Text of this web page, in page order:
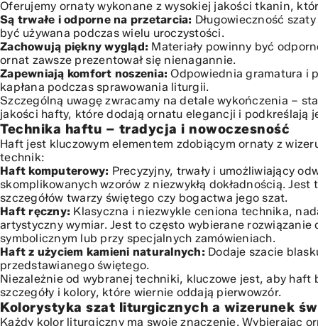
Oferujemy ornaty wykonane z wysokiej jakości tkanin,
Są trwałe i odporne na przetarcia: Długowieczność
być używana podczas wielu uroczystości.
Zachowują piękny wygląd: Materiały powinny być
ornat zawsze prezentował się nienagannie.
Zapewniają komfort noszenia: Odpowiednia gramatura i
kapłana podczas sprawowania liturgii.
Szczególną uwagę zwracamy na detale wykończenia –
jakości hafty, które dodają ornatu elegancji i podkreślają
Technika haftu – tradycja i nowoczesność
Haft jest kluczowym elementem zdobiącym ornaty z
technik:
Haft komputerowy: Precyzyjny, trwały i umożliwiający
skomplikowanych wzorów z niezwykłą dokładnością.
szczegółów twarzy świętego czy bogactwa jego szat.
Haft ręczny: Klasyczna i niezwykle ceniona technika,
artystyczny wymiar. Jest to często wybierane
symbolicznym lub przy specjalnych zamówieniach.
Haft z użyciem kamieni naturalnych: Dodaje szacie
przedstawianego świętego.
Niezależnie od wybranej techniki, kluczowe jest, aby haft
szczegóły i kolory, które wiernie oddają pierwowzór.
Kolorystyka szat liturgicznych a wizerunek
Każdy kolor liturgiczny ma swoje znaczenie. Wybierając